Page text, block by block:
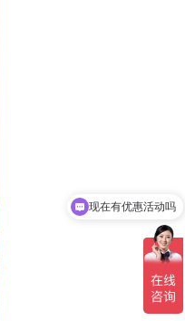
可以介绍下你们的产品么